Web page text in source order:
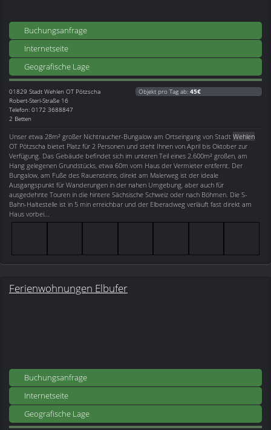
Buchungsanfrage
Internetseite
Geografische Lage
01829 Stadt Wehlen OT Pötzscha
Robert-Sterl-Straße 16
Telefon: 0172 3688847
2 Betten
Objekt pro Tag ab: 45€
Unser etwa 28m² großer Nichtraucher-Bungalow am Ortseingang von Stadt Wehlen
OT Pötzscha bietet Platz für 2 Personen und steht Ihnen von April bis Oktober zur
Verfügung. Das Gebäude befindet sich im unteren Teil eines 2.600m² großen, am
Hang gelegenen Grundstücks, etwa 60m vom Haus der Vermieter entfernt. Der
Bungalow, am Fuße des Rauensteins, direkt am Malerweg ist der ideale
Ausgangspunkt für Wanderungen in der nahen Umgebung, aber auch für
ausgedehnte Touren in die hintere Sächsische Schweiz oder nach Böhmen. Die S-
Bahn-Haltestelle ist in 5 min erreichbar und der Elberadweg verläuft fast direkt am
Haus vorbei...
Ferienwohnungen Elbufer
Buchungsanfrage
Internetseite
Geografische Lage